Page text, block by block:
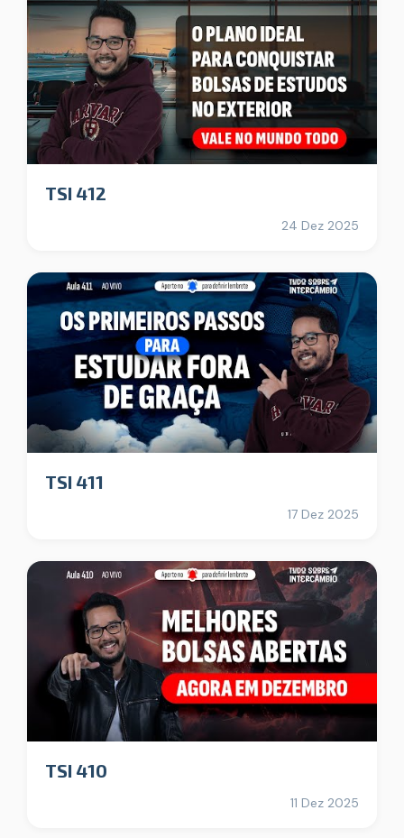
TSI 412
24 Dez 2025
TSI 411
17 Dez 2025
TSI 410
11 Dez 2025